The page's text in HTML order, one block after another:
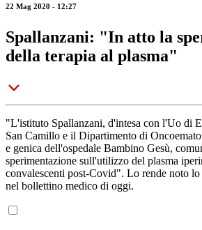
22 Mag 2020 - 12:27
Spallanzani: "In atto la
della terapia al plasma"
"L'istituto Spallanzani, d'intesa con l'Uo di
San Camillo e il Dipartimento di
e genica dell'ospedale Bambino Gesù,
sperimentazione sull'utilizzo del plasma
convalescenti post-Covid". Lo rende noto
nel bollettino medico di oggi.